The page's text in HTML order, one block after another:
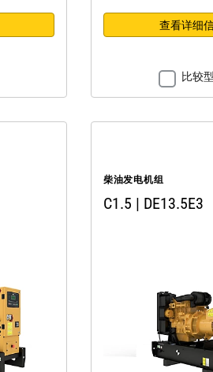
查看详细
比较
柴油发电机组
C1.5 | DE13.5E3